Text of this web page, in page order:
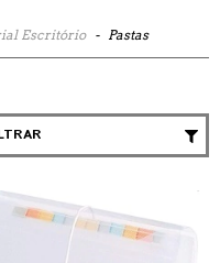
Escritório - Pastas